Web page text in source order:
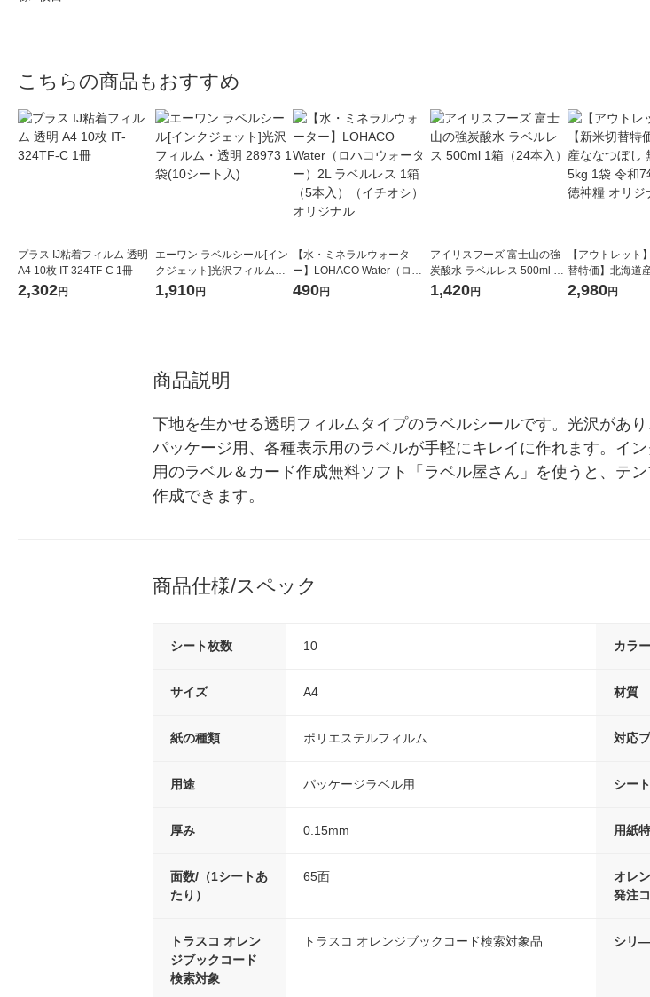
こちらの商品もおすすめ
プラス IJ粘着フィルム 透明
A4 10枚 IT-324TF-C 1冊
2,302円
エーワン ラベルシール[イン
クジェット]光沢フィルム・
透明 28973 1袋(10シート入)
1,910円
【水・ミネラルウォータ
ー】LOHACO Water（ロハ
コウォーター）2L ラベルレ
490円
アイリスフーズ 富士山の強
炭酸水 ラベルレス 500ml 1
箱（24本入）
1,420円
【アウトレット
替特価】北海道
し 無洗米 5kg 1
米 木徳神糧 オリ
2,980円
商品説明
下地を生かせる透明フィルムタイプのラベルシールです。光沢があ
パッケージ用、各種表示用のラベルが手軽にキレイに作れます。イ
用のラベル＆カード作成無料ソフト「ラベル屋さん」を使うと、テ
作成できます。
商品仕様/スペック
シート枚数 10 カラー
サイズ A4 材質
紙の種類 ポリエステルフィルム 対応
用途 パッケージラベル用 シー
厚み 0.15mm 用紙
面数/（1シートあ
たり）
65面
オレ
発注
トラスコ オレン
ジブックコード
検索対象
トラスコ オレンジブックコード検索対象品 シリ